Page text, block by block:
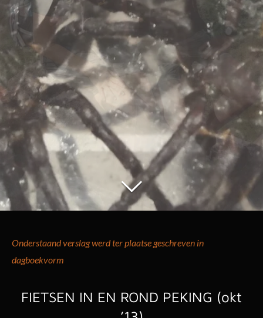
Onderstaand verslag werd ter plaatse geschreven in
dagboekvorm
FIETSEN IN EN ROND PEKING (okt